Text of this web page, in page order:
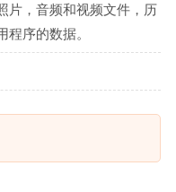
片，音频和视频文件，历
序的数据。